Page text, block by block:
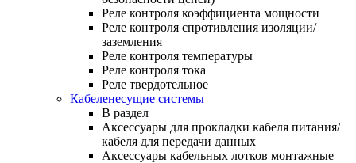
Реле контроля коэффициента мощности
Реле контроля спротивления изоляции/
заземления
Реле контроля температуры
Реле контроля тока
Реле твердотельное
Кабеленесущие системы
В раздел
Аксессуары для прокладки кабеля питания/
кабеля для передачи данных
Аксессуары кабельных лотков монтажные